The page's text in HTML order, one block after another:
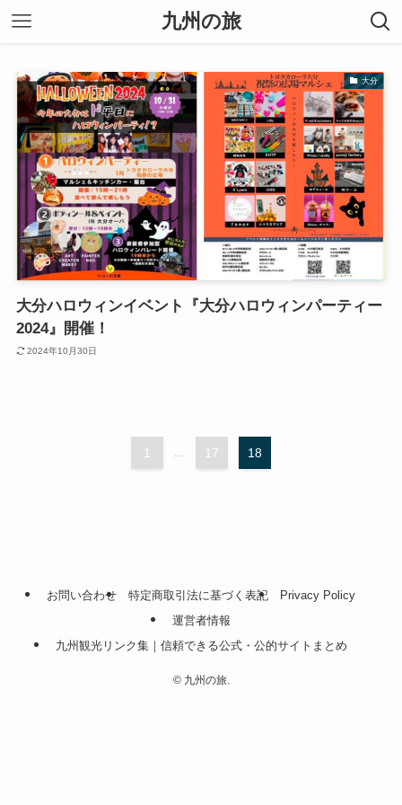
九州の旅
大分
大分ハロウィンイベント『大分ハロウィンパーティー
2024』開催！
2024年10月30日
1 ... 17 18
お問い合わせ 特定商取引法に基づく表記
Privacy Policy
運営者情報
九州観光リンク集｜信頼できる公式・公的サイトまとめ
©九州の旅.